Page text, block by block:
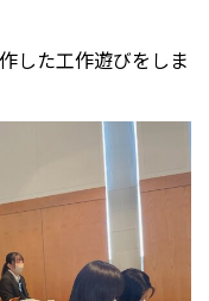
した工作遊びをしま